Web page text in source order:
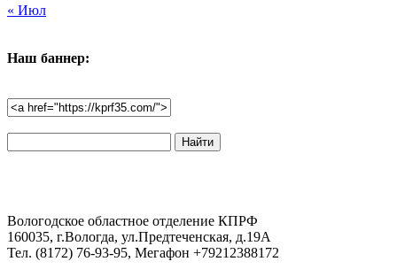
« Июл
Наш баннер:
по
Вологодское областное отделение КПРФ
160035, г.Вологда, ул.Предтеченская, д.19А
Тел. (8172) 76-93-95, Мегафон +79212388172